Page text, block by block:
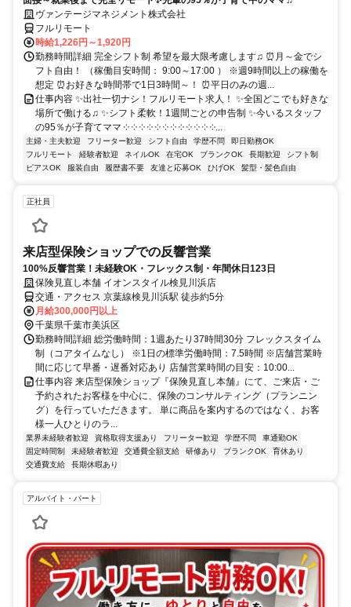
ヴァンテージマネジメント株式会社
フルリモート
時給1,226円～1,920円
勤務時間詳細 完全シフト制 希望を最大限考慮します♫ ⏰月～金でシ
フト自由！ （稼働目安時間： 9:00～17:00 ） ※週9時間以上の稼働を
想定 ⏰お好きな時間帯で1日3時間～！ ⏰平日のみの週...
仕事内容 ✨出社一切ナシ！フルリモート求人！ ✨全国どこでも好きな
場所で働ける♫ ✨シフト柔軟！1週間ごとの申告制 ✨今いるスタッフ
の95％が子育てママ ༶ ༶ ༶ ༶ ༶ ༶ ༶ ༶ ༶ ༶ ༶ ༶...
主婦・主夫歓迎 フリーター歓迎 シフト自由 学歴不問
即日勤務OK
フルリモート
経験者歓迎 ネイルOK 在宅OK ブランクOK 長期歓迎
シフト制
ピアスOK
服装自由 履歴書不要 友達と応募OK ひげOK 髪型・髪色自由
正社員
来店型保険ショップでの反響営業
100%反響営業！未経験OK・フレックス制・年間休日123日
保険見直し本舗 イオンスタイル検見川浜店
交通・アクセス 京葉線検見川浜駅 徒歩約5分
月給300,000円以上
千葉県千葉市美浜区
勤務時間詳細 総労働時間：1週あたり37時間30分 フレックスタイム
制（コアタイムなし） ※1日の標準労働時間：7.5時間 ※店舗営業時
間に応じて早番・遅番対応あり 店舗営業時間の目安：10:00...
仕事内容 来店型保険ショップ『保険見直し本舗』にて、ご来店・ご
予約されたお客様を中心に、保険のコンサルティング（プランニン
グ）を行っていただきます。 単に商品を案内するのではなく、お客
様一人ひとりのラ...
業界未経験者歓迎 資格取得支援あり フリーター歓迎 学歴不問
車通勤OK
固定時間制
未経験者歓迎 交通費全額支給 研修あり ブランクOK
育休あり
交通費支給
長期休暇あり
アルバイト・パート